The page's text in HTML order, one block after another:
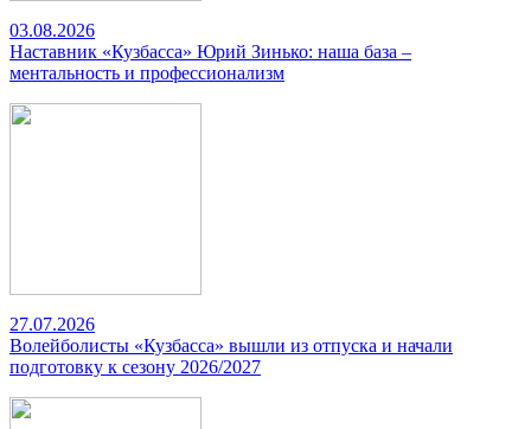
03.08.2026
Наставник «Кузбасса» Юрий Зинько: наша база –
ментальность и профессионализм
27.07.2026
Волейболисты «Кузбасса» вышли из отпуска и начали
подготовку к сезону 2026/2027